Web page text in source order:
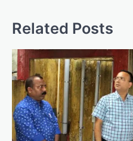
Related Posts